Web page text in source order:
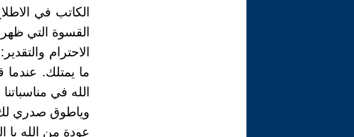
الكاتب في
القسوة التي
الاحترام
ما يمتلك. عندما
الله في
وياطوق صدري
عودة من الله يا